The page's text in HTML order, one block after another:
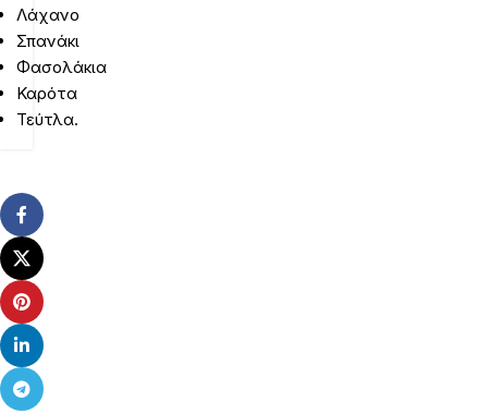
Λάχανο
Σπανάκι
Φασολάκια
Καρότα
Τεύτλα.